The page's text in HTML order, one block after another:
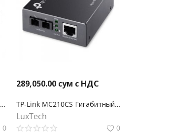
TP-Link TL-SG3428XF Управляемый коммутатор JetStream уровня 2+ с 20 гигабитными портами SFP, 4 портами SFP+ и 4 комбинированными портами SFP/RJ45
0
289,050.00 сум с НДС
TP-Link MC210CS Гигабитный Ethernet медиаконвертер
LuxTech
0